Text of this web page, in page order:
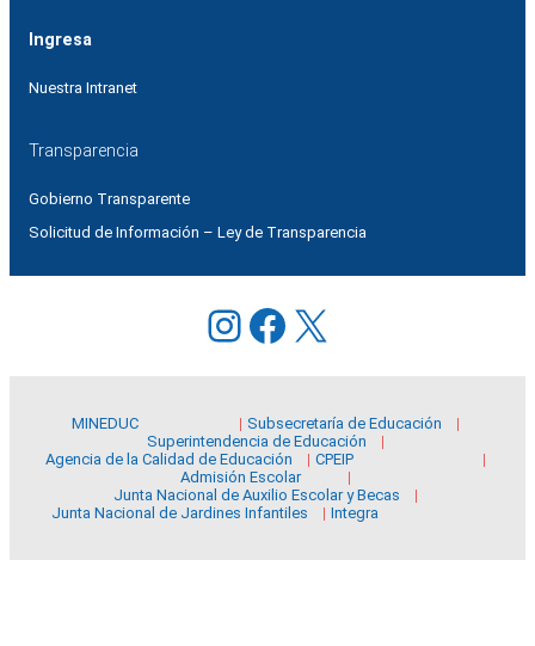
Ingresa
Nuestra Intranet
Transparencia
Gobierno Transparente
Solicitud de Información – Ley de Transparencia
Instagram
Facebook
X
MINEDUC
Subsecretaría de Educación
Superintendencia de Educación
Agencia de la Calidad de Educación
CPEIP
Admisión Escolar
Junta Nacional de Auxilio Escolar y Becas
Junta Nacional de Jardines Infantiles
Integra